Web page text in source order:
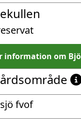
information om
fvof